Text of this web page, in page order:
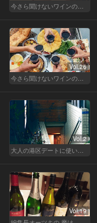
今さら聞けないワインの基礎知識
Vol.26
今さら聞けないワインの基礎知識
Vol.2
大人の港区デートに使いたい、秘密の隠れ家
Vol.19